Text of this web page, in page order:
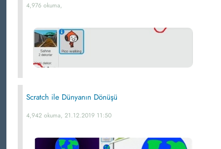
4,976 okuma,
Scratch ile Dünyanın Dönüşü
4,942 okuma, 21.12.2019 11:50